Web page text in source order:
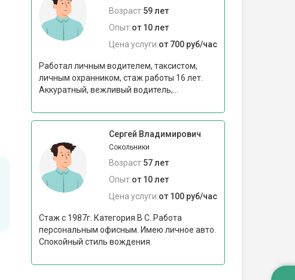
Возраст:59 лет
Опыт:от 10 лет
Цена услуги:от 700 руб/час
Работал личным водителем, таксистом,
личным охранником, стаж работы 16 лет.
Аккуратный, вежливый водитель,...
Сергей Владимирович
Сокольники
Возраст:57 лет
Опыт:от 10 лет
Цена услуги:от 100 руб/час
Стаж с 1987г. Категория В С. Работа
персональным офисным. Имею личное авто.
Спокойный стиль вождения.